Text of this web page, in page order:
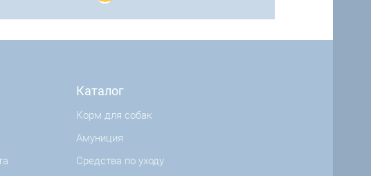
Каталог
Корм для собак
Амуниция
Средства по уходу